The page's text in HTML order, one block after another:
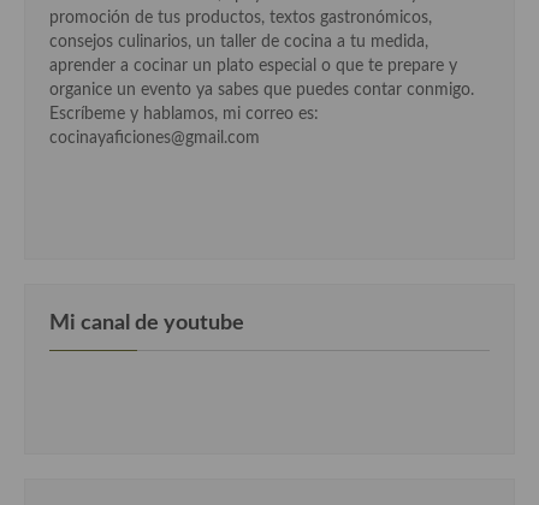
promoción de tus productos, textos gastronómicos,
consejos culinarios, un taller de cocina a tu medida,
aprender a cocinar un plato especial o que te prepare y
organice un evento ya sabes que puedes contar conmigo.
Escríbeme y hablamos, mi correo es:
cocinayaficiones@gmail.com
Mi canal de youtube